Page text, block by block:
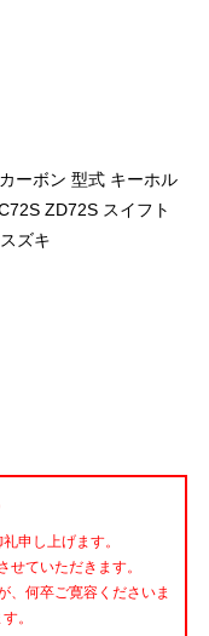
ーボン 型式 キーホル
ZD72S スイフト
ズキ
申し上げます。
ていただきます。
、何卒ご寛容くださいま
。